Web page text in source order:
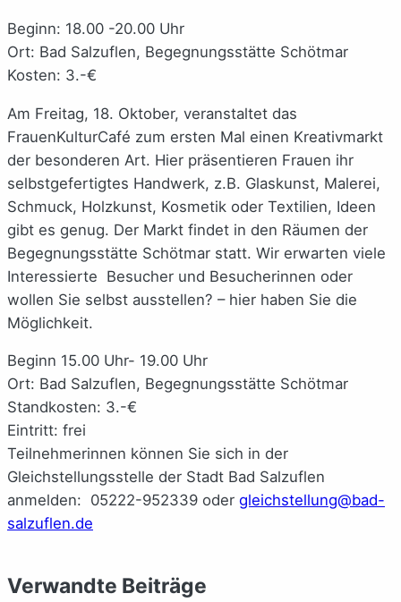
Beginn: 18.00 -20.00 Uhr
Ort: Bad Salzuflen, Begegnungsstätte Schötmar
Kosten: 3.-€
Am Freitag, 18. Oktober, veranstaltet das
FrauenKulturCafé zum ersten Mal einen Kreativmarkt
der besonderen Art. Hier präsentieren Frauen ihr
selbstgefertigtes Handwerk, z.B. Glaskunst, Malerei,
Schmuck, Holzkunst, Kosmetik oder Textilien, Ideen
gibt es genug. Der Markt findet in den Räumen der
Begegnungsstätte Schötmar statt. Wir erwarten viele
Interessierte Besucher und Besucherinnen oder
wollen Sie selbst ausstellen? – hier haben Sie die
Möglichkeit.
Beginn 15.00 Uhr- 19.00 Uhr
Ort: Bad Salzuflen, Begegnungsstätte Schötmar
Standkosten: 3.-€
Eintritt: frei
Teilnehmerinnen können Sie sich in der
Gleichstellungsstelle der Stadt Bad Salzuflen
anmelden: 05222-952339 oder gleichstellung@bad-
salzuflen.de
Verwandte Beiträge